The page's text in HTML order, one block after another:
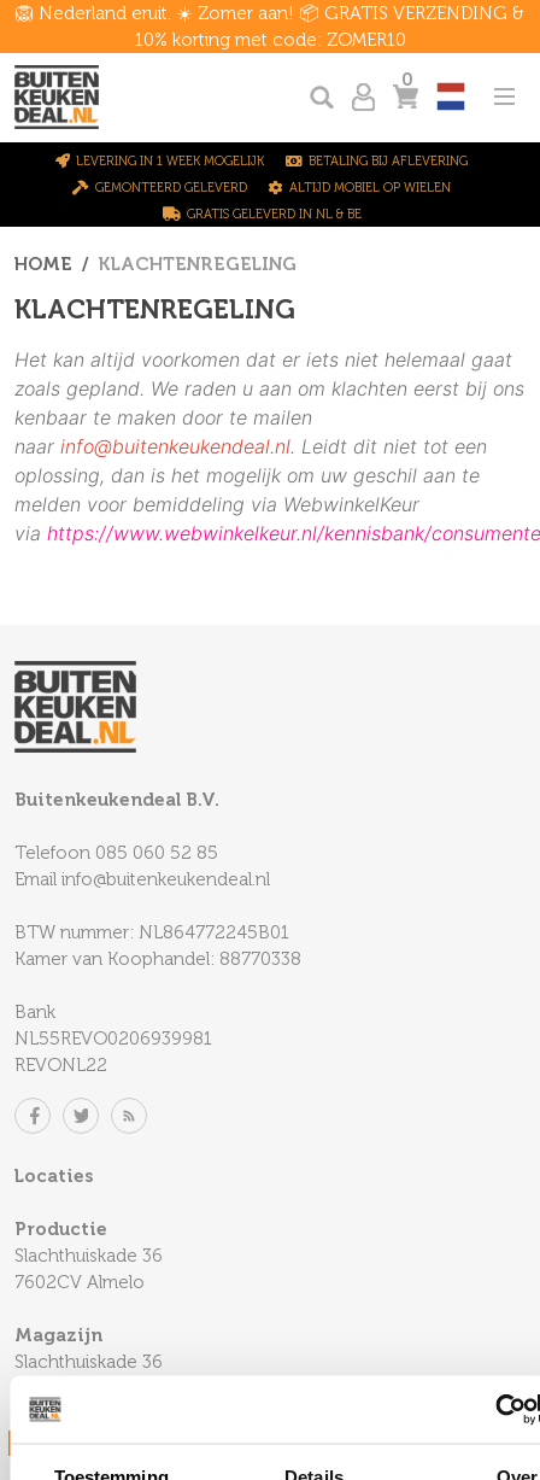
Toestemming Details Over
🦁 Nederland eruit. ☀️ Zomer aan! 📦 GRATIS VERZENDING &
10% korting met code: ZOMER10
0
LEVERING IN 1 WEEK MOGELIJK
BETALING BIJ AFLEVERING
GEMONTEERD GELEVERD
ALTIJD MOBIEL OP WIELEN
GRATIS GELEVERD IN NL & BE
HOME KLACHTENREGELING
KLACHTENREGELING
Het kan altijd voorkomen dat er iets niet helemaal gaat
zoals gepland. We raden u aan om klachten eerst bij ons
kenbaar te maken door te mailen
naar info@buitenkeukendeal.nl. Leidt dit niet tot een
oplossing, dan is het mogelijk om uw geschil aan te
melden voor bemiddeling via WebwinkelKeur
via https://www.webwinkelkeur.nl/kennisbank/
Buitenkeukendeal B.V.
Telefoon 085 060 52 85
Email info@buitenkeukendeal.nl
BTW nummer: NL864772245B01
Kamer van Koophandel: 88770338
Bank
NL55REVO0206939981
REVONL22
Locaties
Productie
Slachthuiskade 36
7602CV Almelo
Magazijn
Slachthuiskade 36